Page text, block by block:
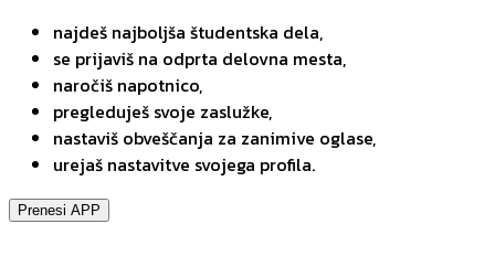
najdeš najboljša študentska dela,
se prijaviš na odprta delovna mesta,
naročiš napotnico,
pregleduješ svoje zaslužke,
nastaviš obveščanja za zanimive oglase,
urejaš nastavitve svojega profila.
Prenesi APP